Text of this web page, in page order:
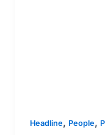
Headline, People,